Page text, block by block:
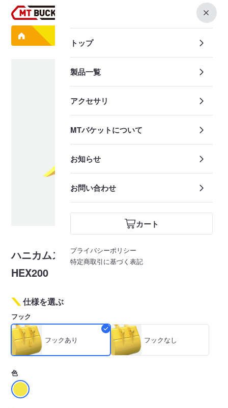
トップ
製品一覧
アクセサリ
MTバケットについて
お知らせ
お問い合わせ
カート
プライバシーポリシー
特定商取引に基づく表記
※画像はイメージです
ハニカムスケルトンバケット HSK202-
HEX200
仕様を選ぶ
フック
フックあり フックなし
色